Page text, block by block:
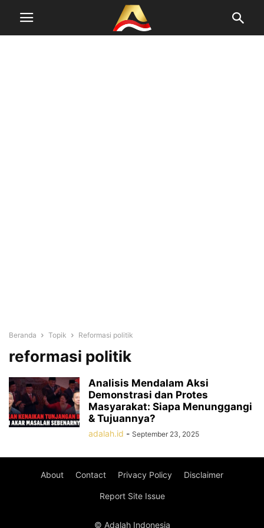
Beranda Topik Reformasi politik
reformasi politik
Analisis Mendalam Aksi
Demonstrasi dan Protes
Masyarakat: Siapa Menunggangi
& Tujuannya?
adalah.id - September 23, 2025
About Contact Privacy Policy Disclaimer
Report Site Issue
© Adalah Indonesia